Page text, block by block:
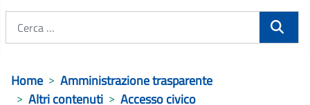
Home
Amministrazione trasparente
Altri contenuti
Accesso civico